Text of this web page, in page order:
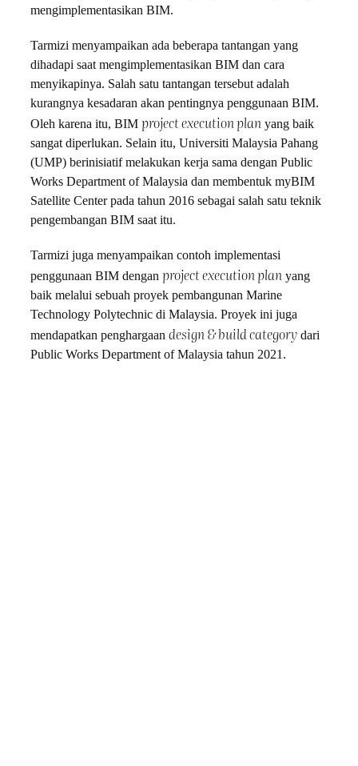
mengimplementasikan BIM.
Tarmizi menyampaikan ada beberapa tantangan yang
dihadapi saat mengimplementasikan BIM dan cara
menyikapinya. Salah satu tantangan tersebut adalah
kurangnya kesadaran akan pentingnya penggunaan BIM.
Oleh karena itu, BIM project execution plan yang baik
sangat diperlukan. Selain itu, Universiti Malaysia Pahang
(UMP) berinisiatif melakukan kerja sama dengan Public
Works Department of Malaysia dan membentuk myBIM
Satellite Center pada tahun 2016 sebagai salah satu teknik
pengembangan BIM saat itu.
Tarmizi juga menyampaikan contoh implementasi
penggunaan BIM dengan project execution plan yang
baik melalui sebuah proyek pembangunan Marine
Technology Polytechnic di Malaysia. Proyek ini juga
mendapatkan penghargaan design & build category dari
Public Works Department of Malaysia tahun 2021.